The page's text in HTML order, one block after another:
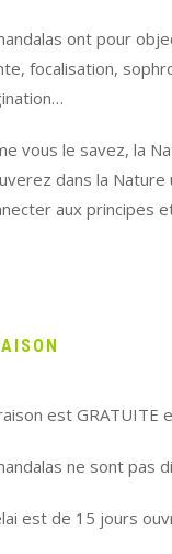
ont pour
focalisation,
vous le savez, la
dans la Nature
aux principes
est GRATUITE
ne sont pas
est de 15 jours